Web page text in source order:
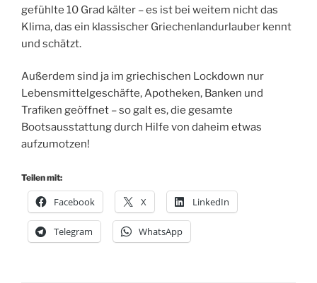
gefühlte 10 Grad kälter – es ist bei weitem nicht das
Klima, das ein klassischer Griechenlandurlauber kennt
und schätzt.
Außerdem sind ja im griechischen Lockdown nur
Lebensmittelgeschäfte, Apotheken, Banken und
Trafiken geöffnet – so galt es, die gesamte
Bootsausstattung durch Hilfe von daheim etwas
aufzumotzen!
Teilen mit:
Facebook X LinkedIn
Telegram WhatsApp